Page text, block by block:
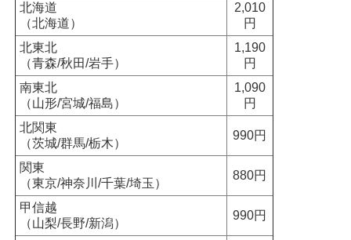
北海道
（北海道）
2,010
円
北東北
（青森/秋田/岩手）
1,190
円
南東北
（山形/宮城/福島）
1,090
円
北関東
（茨城/群馬/栃木）
990円
関東
（東京/神奈川/千葉/埼玉）
880円
甲信越
（山梨/長野/新潟）
990円